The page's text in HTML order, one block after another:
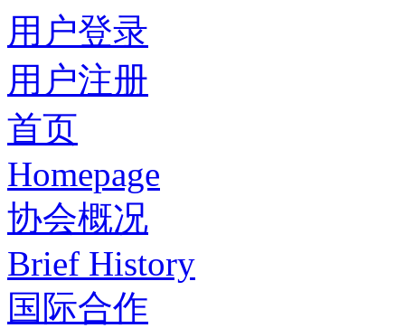
用户登录
用户注册
首页
Homepage
协会概况
Brief History
国际合作